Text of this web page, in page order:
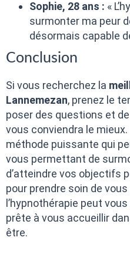
Sophie, 28 ans : «
surmonter ma peur
désormais capable
Conclusion
Si vous recherchez la
Lannemezan, prenez le
poser des questions et
vous conviendra le mieux.
méthode puissante qui
vous permettant de
d’atteindre vos objectifs
pour prendre soin de
l’hypnothérapie peut
prête à vous accueillir
être.